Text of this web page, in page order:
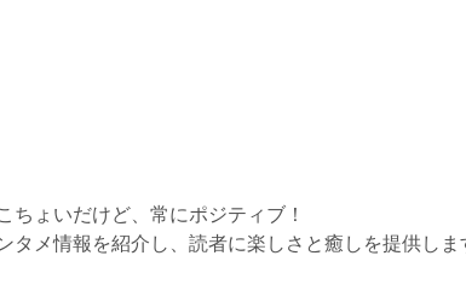
ちょいだけど、常にポジティブ！
タメ情報を紹介し、読者に楽しさと癒しを提供しま